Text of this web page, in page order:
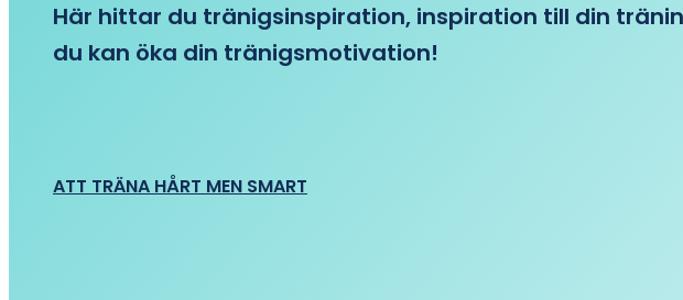
Här hittar du tränigsinspiration, inspiration till din
du kan öka din tränigsmotivation!
ATT TRÄNA HÅRT MEN SMART